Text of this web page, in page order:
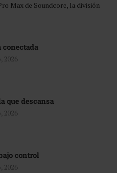
Max de Soundcore, la división
2026
que descansa
2026
control
2026